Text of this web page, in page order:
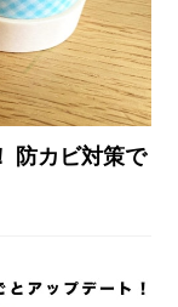
防カビ対策で